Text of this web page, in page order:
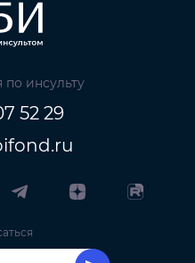
по инсульту
52 29